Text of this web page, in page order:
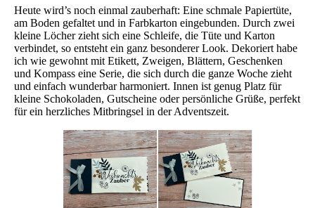
Heute wird’s noch einmal zauberhaft: Eine schmale Papiertüte,
am Boden gefaltet und in Farbkarton eingebunden. Durch zwei
kleine Löcher zieht sich eine Schleife, die Tüte und Karton
verbindet, so entsteht ein ganz besonderer Look. Dekoriert habe
ich wie gewohnt mit Etikett, Zweigen, Blättern, Geschenken
und Kompass eine Serie, die sich durch die ganze Woche zieht
und einfach wunderbar harmoniert. Innen ist genug Platz für
kleine Schokoladen, Gutscheine oder persönliche Grüße, perfekt
für ein herzliches Mitbringsel in der Adventszeit.